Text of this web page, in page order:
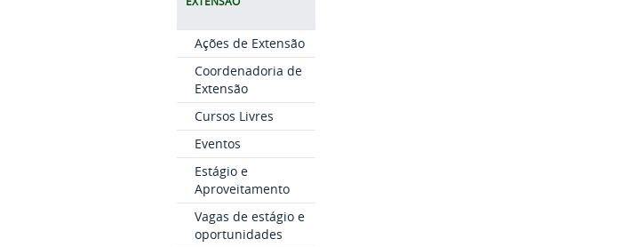
Ações de Extensão
Coordenadoria de
Extensão
Cursos Livres
Eventos
Estágio e
Aproveitamento
Vagas de estágio e
oportunidades